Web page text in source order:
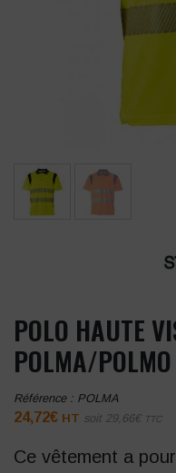
POLO HAUTE
POLMA/POLMO
Référence : POLMA
24,72€ HT soit 29,66€ TTC
Ce vêtement a